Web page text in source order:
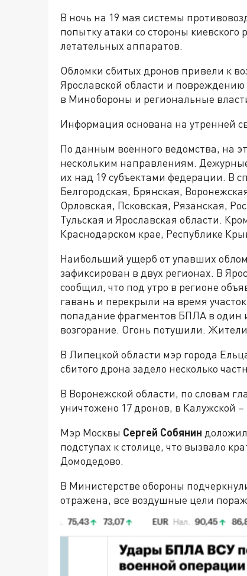
В ночь на 19 мая системы
попытку атаки со стороны
летательных аппаратов.
Обломки сбитых дронов привели к
Ярославской области и
в Минобороны и региональные
Информация основана на утренней
По данным военного ведомства, на
нескольким направлениям.
их над 19 субъектами федерации. В
Белгородская, Брянская,
Орловская, Псковская, Рязанская,
Тульская и Ярославская области.
Краснодарском крае, Республике
Наибольший ущерб от упавших
зафиксирован в двух регионах. В
сообщил, что под утро в регионе
гавань и перекрыли на время
попадание фрагментов БПЛА в один
возгорание. Огонь потушили.
В Липецкой области мэр города
сбитого дрона задело несколько
В Воронежской области, по словам
уничтожено 17 дронов, в Калужской –
Мэр Москвы Сергей Собянин
подступах к столице, что вызвало
Домодедово.
В Министерстве обороны
отражена, все воздушные цели